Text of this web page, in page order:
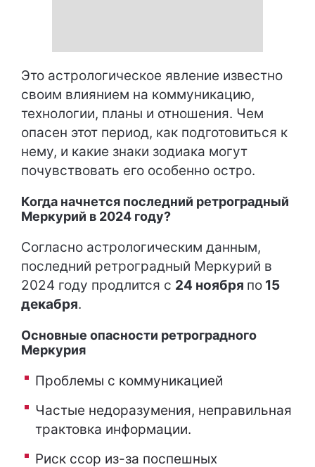
Это астрологическое явление известно
своим влиянием на коммуникацию,
технологии, планы и отношения. Чем
опасен этот период, как подготовиться к
нему, и какие знаки зодиака могут
почувствовать его особенно остро.
Когда начнется последний ретроградный
Меркурий в 2024 году?
Согласно астрологическим данным,
последний ретроградный Меркурий в
2024 году продлится с 24 ноября по 15
декабря.
Основные опасности ретроградного
Меркурия
Проблемы с коммуникацией
Частые недоразумения, неправильная
трактовка информации.
Риск ссор из-за поспешных